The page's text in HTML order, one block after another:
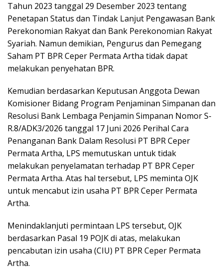
Tahun 2023 tanggal 29 Desember 2023 tentang
Penetapan Status dan Tindak Lanjut Pengawasan Bank
Perekonomian Rakyat dan Bank Perekonomian Rakyat
Syariah. Namun demikian, Pengurus dan Pemegang
Saham PT BPR Ceper Permata Artha tidak dapat
melakukan penyehatan BPR.
Kemudian berdasarkan Keputusan Anggota Dewan
Komisioner Bidang Program Penjaminan Simpanan dan
Resolusi Bank Lembaga Penjamin Simpanan Nomor S-
R.8/ADK3/2026 tanggal 17 Juni 2026 Perihal Cara
Penanganan Bank Dalam Resolusi PT BPR Ceper
Permata Artha, LPS memutuskan untuk tidak
melakukan penyelamatan terhadap PT BPR Ceper
Permata Artha. Atas hal tersebut, LPS meminta OJK
untuk mencabut izin usaha PT BPR Ceper Permata
Artha.
Menindaklanjuti permintaan LPS tersebut, OJK
berdasarkan Pasal 19 POJK di atas, melakukan
pencabutan izin usaha (CIU) PT BPR Ceper Permata
Artha.